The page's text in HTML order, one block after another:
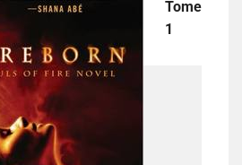
Tome
1